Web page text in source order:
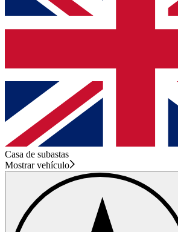
Casa de subastas
Mostrar vehículo